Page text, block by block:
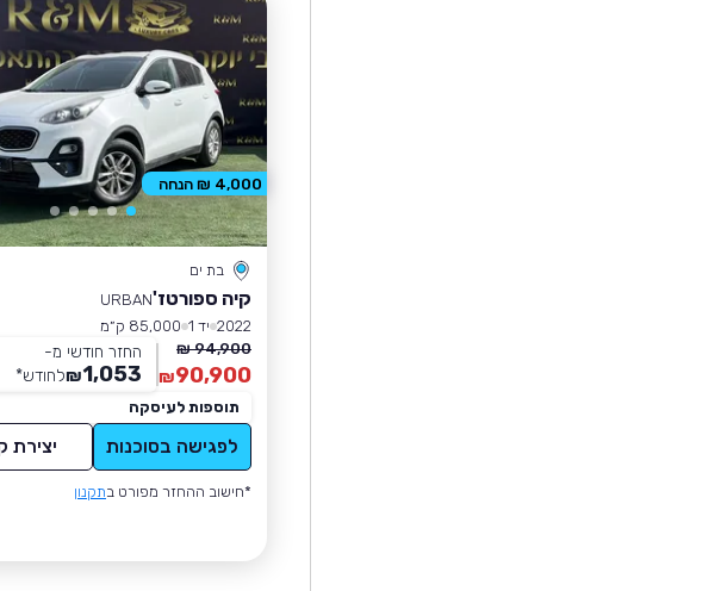
בת ים
קיה ספורטז'URBAN
2022 יד 1
85,000 ק״מ
94,900 ₪
90,900
₪
החזר חודשי מ-
1,053
₪לחודש*
תוספות לעיסקה
לפגישה בסוכנות יצירת
*חישוב ההחזר מפורט בתקנון
4,000 ₪ הנחה